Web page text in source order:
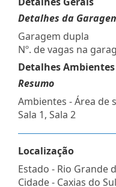
Detalhes da
Garagem dupla
Nº. de vagas na
Detalhes Ambientes
Resumo
Ambientes - Área de
Sala 1, Sala 2
Localização
Estado - Rio Grande
Cidade - Caxias do Sul